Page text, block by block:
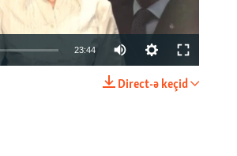
23:44
Direct-ə keçid